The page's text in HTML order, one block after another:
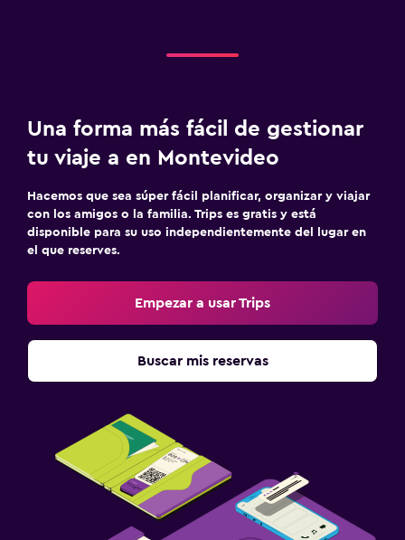
Una forma más fácil de gestionar
tu viaje a en Montevideo
Hacemos que sea súper fácil planificar, organizar y viajar
con los amigos o la familia. Trips es gratis y está
disponible para su uso independientemente del lugar en
el que reserves.
Empezar a usar Trips
Buscar mis reservas